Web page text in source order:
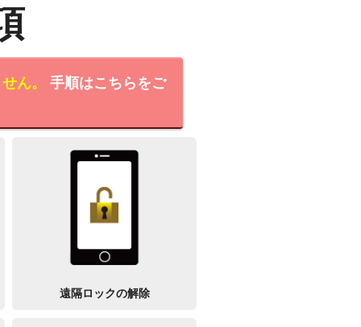
ん。 手順はこちらをご
遠隔ロックの解除